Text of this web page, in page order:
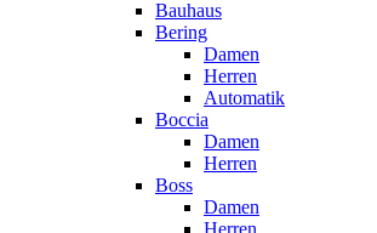
Bauhaus
Bering
Damen
Herren
Automatik
Boccia
Damen
Herren
Boss
Damen
Herren